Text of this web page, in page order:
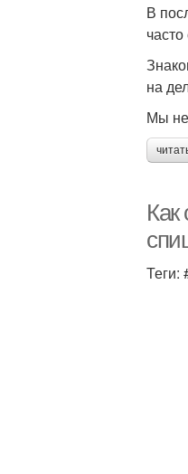
В
на
Мы
Теги: